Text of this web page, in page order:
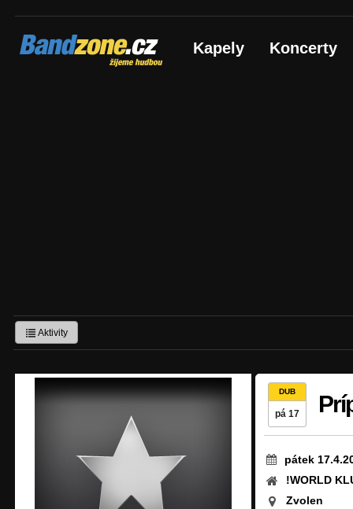
Bandzone.cz
žijeme hudbou Kapely Koncerty
Aktivity
DUB
pá 17
pátek
!WORLD
Zvolen